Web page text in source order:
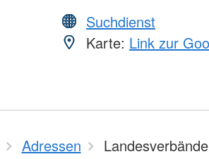
Suchdienst
Karte: Link zur
Adressen Landesverbände